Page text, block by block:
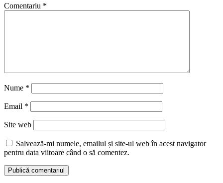
Comentariu *
Nume *
Email *
Site web
Salvează-mi numele, emailul și site-ul web în acest navigator
pentru data viitoare când o să comentez.